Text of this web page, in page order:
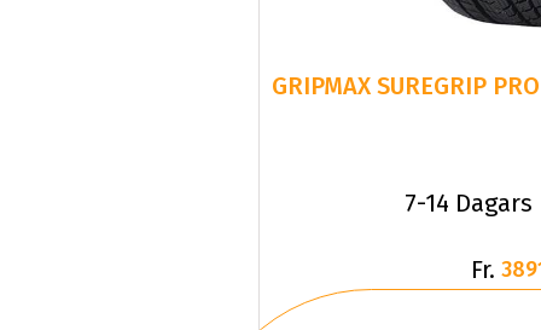
GRIPMAX SUREGRIP
7-14
Fr.